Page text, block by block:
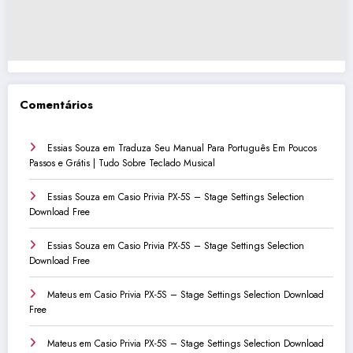
Comentários
Essias Souza em Traduza Seu Manual Para Português Em Poucos
Passos e Grátis | Tudo Sobre Teclado Musical
Essias Souza em Casio Privia PX-5S – Stage Settings Selection
Download Free
Essias Souza em Casio Privia PX-5S – Stage Settings Selection
Download Free
Mateus em Casio Privia PX-5S – Stage Settings Selection Download
Free
Mateus em Casio Privia PX-5S – Stage Settings Selection Download